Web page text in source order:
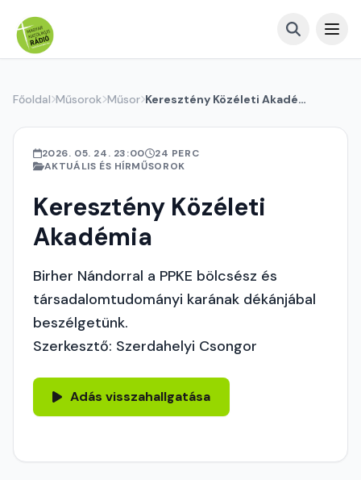
Főoldal Műsorok Műsor Keresztény Közéleti Akadémia
2026. 05. 24. 23:00
24 PERC
AKTUÁLIS ÉS HÍRMŰSOROK
Keresztény Közéleti
Akadémia
Birher Nándorral a PPKE bölcsész és
társadalomtudományi karának dékánjábal
beszélgetünk.
Szerkesztő: Szerdahelyi Csongor
Adás visszahallgatása